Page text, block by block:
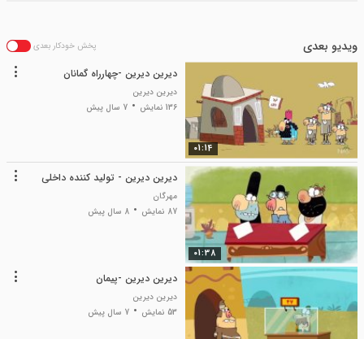
ویدیو بعدی پخش خودکار بعدی
01:14
دیرین دیرین -چهارراه گمانان
دیرین دیرین
136 نمایش
7 سال پیش
01:38
دیرین دیرین - تولید کننده داخلی
مهرگان
87 نمایش
8 سال پیش
دیرین دیرین -پیمان
دیرین دیرین
53 نمایش
7 سال پیش